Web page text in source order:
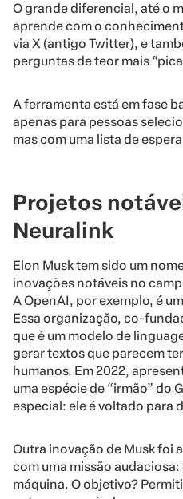
O grande diferencial, até o
aprende com o
via X (antigo Twitter), e
perguntas de teor mais
A ferramenta está em fase
apenas para pessoas
mas com uma lista de
Projetos
Neuralink
Elon Musk tem sido um
inovações notáveis no
A OpenAI, por exemplo, é
Essa organização, co-
que é um modelo de
gerar textos que parecem
humanos. Em 2022,
uma espécie de “irmão” do
especial: ele é voltado para
Outra inovação de Musk foi
com uma missão
máquina. O objetivo?